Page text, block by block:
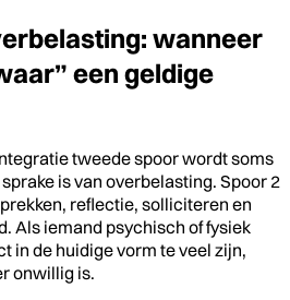
wanneer
een geldige
tweede spoor wordt soms
is van overbelasting. Spoor 2
reflectie, solliciteren en
Als iemand psychisch of fysiek
in de huidige vorm te veel zijn,
onwillig is.